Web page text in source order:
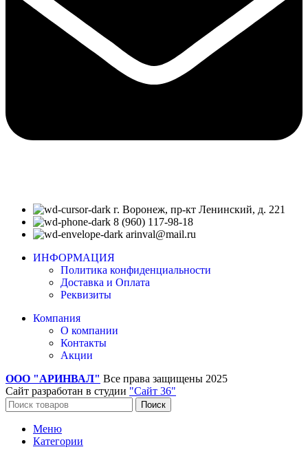
г. Воронеж, пр-кт Ленинский, д. 221
8 (960) 117-98-18
arinval@mail.ru
ИНФОРМАЦИЯ
Политика конфиденциальности
Доставка и Оплата
Реквизиты
Компания
О компании
Контакты
Акции
ООО "АРИНВАЛ" Все права защищены 2025
Сайт разработан в студии "Сайт 36"
Поиск
Меню
Категории